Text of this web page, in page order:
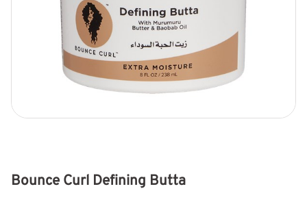
Bounce Curl Defining Butta